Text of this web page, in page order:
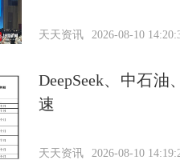
天天资讯 2026-08-10
DeepSeek、中石
速
天天资讯 2026-08-10